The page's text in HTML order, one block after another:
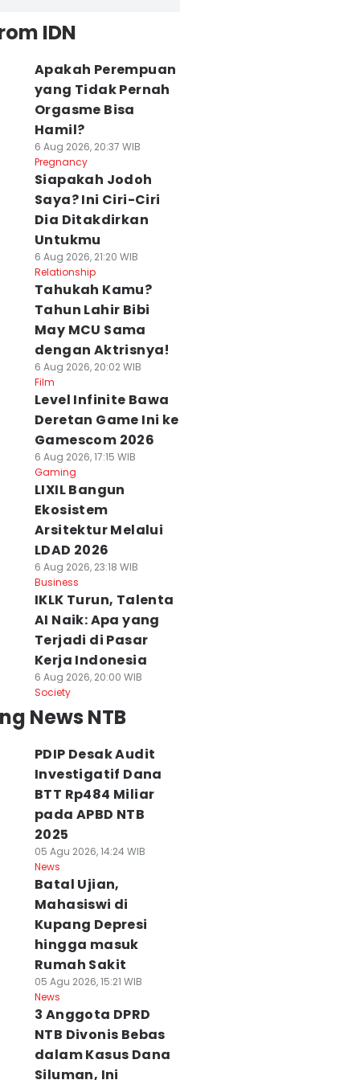
IDN
Apakah Perempuan
yang Tidak Pernah
Orgasme Bisa
Hamil?
6 Aug 2026, 20:37 WIB
Pregnancy
Siapakah Jodoh
Saya? Ini Ciri-Ciri
Dia Ditakdirkan
Untukmu
6 Aug 2026, 21:20 WIB
Relationship
Tahukah Kamu?
Tahun Lahir Bibi
May MCU Sama
dengan Aktrisnya!
6 Aug 2026, 20:02 WIB
Film
Level Infinite Bawa
Deretan Game Ini ke
Gamescom 2026
6 Aug 2026, 17:15 WIB
Gaming
LIXIL Bangun
Ekosistem
Arsitektur Melalui
LDAD 2026
6 Aug 2026, 23:18 WIB
Business
IKLK Turun, Talenta
AI Naik: Apa yang
Terjadi di Pasar
Kerja Indonesia
6 Aug 2026, 20:00 WIB
Society
News NTB
PDIP Desak Audit
Investigatif Dana
BTT Rp484 Miliar
pada APBD NTB
2025
05 Agu 2026, 14:24 WIB
News
Batal Ujian,
Mahasiswi di
Kupang Depresi
hingga masuk
Rumah Sakit
05 Agu 2026, 15:21 WIB
News
3 Anggota DPRD
NTB Divonis Bebas
dalam Kasus Dana
Siluman, Ini